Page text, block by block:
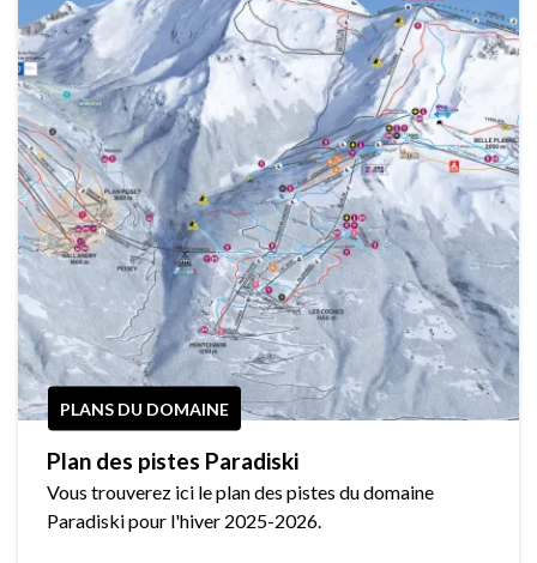
PLANS DU DOMAINE
Plan des pistes Paradiski
Vous trouverez ici le plan des pistes du domaine
Paradiski pour l'hiver 2025-2026.